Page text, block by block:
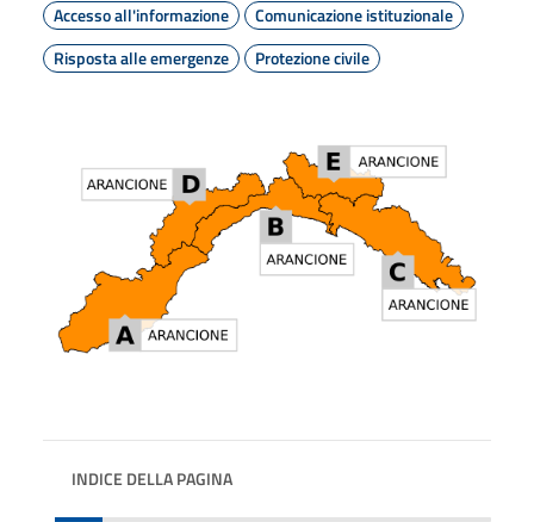
Accesso all'informazione
Comunicazione istituzionale
Risposta alle emergenze
Protezione civile
INDICE DELLA PAGINA